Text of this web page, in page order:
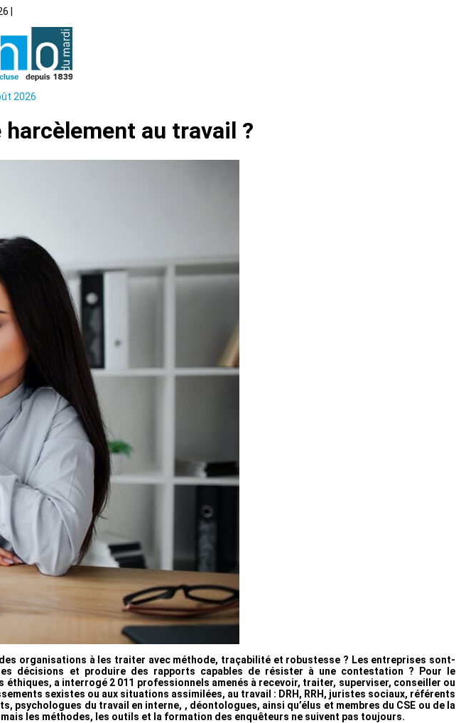
|
2026
au travail ?
organisations à les traiter avec méthode, traçabilité et robustesse ? Les entreprises sont-
décisions et produire des rapports capables de résister à une contestation ? Pour le
a interrogé 2 011 professionnels amenés à recevoir, traiter, superviser, conseiller ou
sexistes ou aux situations assimilées, au travail : DRH, RRH, juristes sociaux, référents
du travail en interne, , déontologues, ainsi qu’élus et membres du CSE ou de la
les méthodes, les outils et la formation des enquêteurs ne suivent pas toujours.